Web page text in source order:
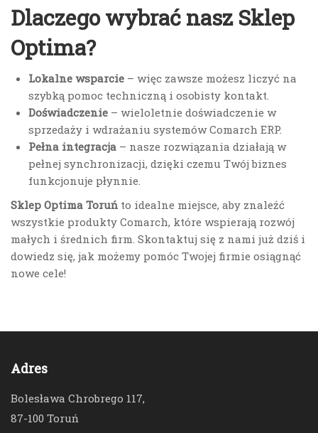
Dlaczego wybrać nasz Sklep
Optima?
Lokalne wsparcie – więc zawsze możesz liczyć na
szybką pomoc techniczną i osobisty kontakt.
Doświadczenie – wieloletnie doświadczenie w
sprzedaży i wdrażaniu systemów Comarch ERP.
Pełna integracja – nasze rozwiązania działają w
pełnej synchronizacji, dzięki czemu Twój biznes
funkcjonuje płynnie.
Sklep Optima Toruń to idealne miejsce, aby znaleźć
wszystkie produkty Comarch, które wspierają rozwój
małych i średnich firm. Skontaktuj się z nami już dziś i
dowiedz się, jak możemy pomóc Twojej firmie osiągnąć
nowe cele!
Adres
Bolesława Chrobrego 117,
87-100 Toruń